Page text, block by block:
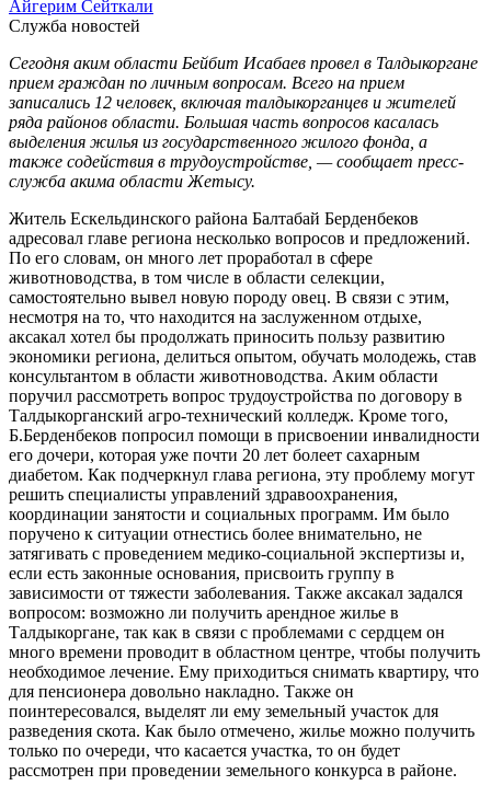
Айгерим Сейткали
Служба новостей
Сегодня аким области Бейбит Исабаев провел в Талдыкоргане
прием граждан по личным вопросам. Всего на прием
записались 12 человек, включая талдыкорганцев и жителей
ряда районов области. Большая часть вопросов касалась
выделения жилья из государственного жилого фонда, а
также содействия в трудоустройстве, — сообщает пресс-
служба акима области Жетысу.
Житель Ескельдинского района Балтабай Берденбеков
адресовал главе региона несколько вопросов и предложений.
По его словам, он много лет проработал в сфере
животноводства, в том числе в области селекции,
самостоятельно вывел новую породу овец. В связи с этим,
несмотря на то, что находится на заслуженном отдыхе,
аксакал хотел бы продолжать приносить пользу развитию
экономики региона, делиться опытом, обучать молодежь, став
консультантом в области животноводства. Аким области
поручил рассмотреть вопрос трудоустройства по договору в
Талдыкорганский агро-технический колледж. Кроме того,
Б.Берденбеков попросил помощи в присвоении инвалидности
его дочери, которая уже почти 20 лет болеет сахарным
диабетом. Как подчеркнул глава региона, эту проблему могут
решить специалисты управлений здравоохранения,
координации занятости и социальных программ. Им было
поручено к ситуации отнестись более внимательно, не
затягивать с проведением медико-социальной экспертизы и,
если есть законные основания, присвоить группу в
зависимости от тяжести заболевания. Также аксакал задался
вопросом: возможно ли получить арендное жилье в
Талдыкоргане, так как в связи с проблемами с сердцем он
много времени проводит в областном центре, чтобы получить
необходимое лечение. Ему приходиться снимать квартиру, что
для пенсионера довольно накладно. Также он
поинтересовался, выделят ли ему земельный участок для
разведения скота. Как было отмечено, жилье можно получить
только по очереди, что касается участка, то он будет
рассмотрен при проведении земельного конкурса в районе.